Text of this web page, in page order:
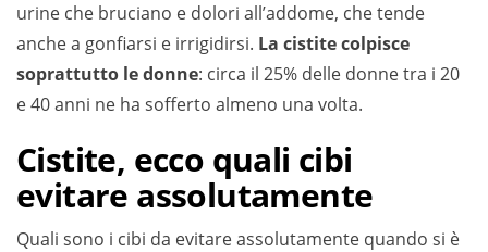
urine che bruciano e dolori all’addome, che tende
anche a gonfiarsi e irrigidirsi. La cistite colpisce
soprattutto le donne: circa il 25% delle donne tra i 20
e 40 anni ne ha sofferto almeno una volta.
Cistite, ecco quali cibi
evitare assolutamente
Quali sono i cibi da evitare assolutamente quando si è